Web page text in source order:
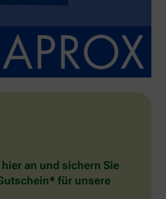
an und sichern Sie
für unsere